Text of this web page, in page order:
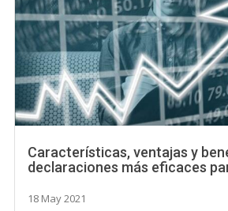
Características, ventajas y
declaraciones más eficaces
18 May 2021